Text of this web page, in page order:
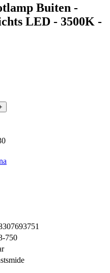
Buiten -
LED - 3500K -
750